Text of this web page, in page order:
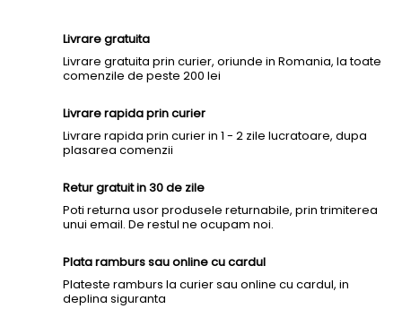
Livrare gratuita
Livrare gratuita prin curier, oriunde in Romania, la toate
comenzile de peste 200 lei
Livrare rapida prin curier
Livrare rapida prin curier in 1 - 2 zile lucratoare, dupa
plasarea comenzii
Retur gratuit in 30 de zile
Poti returna usor produsele returnabile, prin trimiterea
unui email. De restul ne ocupam noi.
Plata ramburs sau online cu cardul
Plateste ramburs la curier sau online cu cardul, in
deplina siguranta